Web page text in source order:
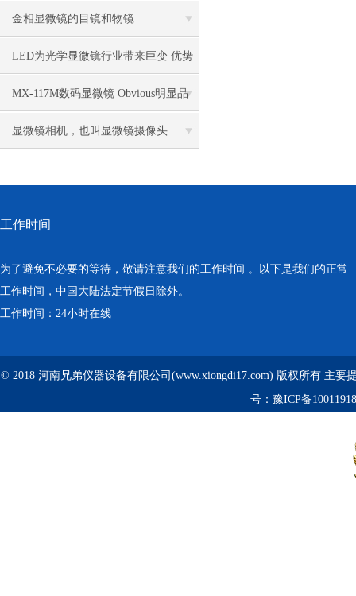
金相显微镜的目镜和物镜
LED为光学显微镜行业带来巨变 优势
比传统卤素更明显
MX-117M数码显微镜 Obvious明显品
牌值得推荐
显微镜相机，也叫显微镜摄像头
工作时间
为了避免不必要的等待，敬请注意我们的工作时间 。以下是我们的正常
工作时间，中国大陆法定节假日除外。
工作时间：24小时在线
© 2018 河南兄弟仪器设备有限公司(www.xiongdi17.com) 版权所有 主要
号： 豫ICP备